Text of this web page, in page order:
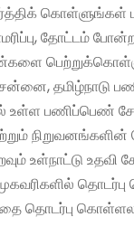
கொள்ளுங்கள்
தோட்டம்
தமிழ்நாடு
உள்ள பணிப்பெண்
நிறுவனங்களின்
உள்நாட்டு உதவி
தொடர்பு